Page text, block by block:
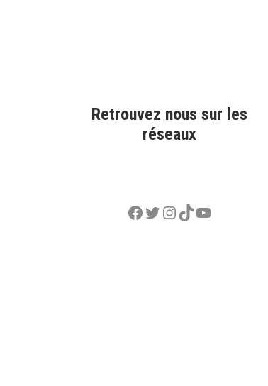
Retrouvez nous sur les
réseaux
Facebook
Twitter
Instagram
TikTok
YouTube